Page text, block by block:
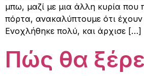
μπω, μαζί με μια άλλη κυρία που
πόρτα, ανακαλύπτουμε ότι έχουν
Ενοχλήθηκε πολύ, και άρχισε […]
Πώς θα